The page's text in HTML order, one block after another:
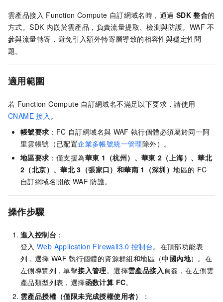
雲產品接入 Function Compute 自訂網域名時，通過 SDK 整合的
方式。SDK 內嵌於雲產品，負責流量提取、檢測與防護。WAF 不
參與流量轉寄，避免引入額外轉寄層導致的相容性與穩定性問
題。
適用範圍
若 Function Compute 自訂網域名不滿足以下要求，請使用
CNAME 接入。
帳號要求 ：FC 自訂網域名與 WAF 執行個體必須屬於同一阿
里雲帳號（已配置企業多帳號統一管理除外）。
地區要求 ：僅支援為華東 1（杭州）、華東 2（上海）、華北
2（北京）、華北 3（張家口）和華南 1（深圳）地區的 FC
自訂網域名開啟 WAF 防護。
操作步驟
進入控制台 ：
登入 Web Application Firewall3.0 控制台。在頂部功能表
列，選擇 WAF 執行個體的資源群組和地區（中國內地）。 在
左側導覽列，單擊接入管理。選擇雲產品接入頁簽，在左側雲
產品類型列表，選擇函数计算 FC。
雲產品授權（僅限未完成授權使用者）
：